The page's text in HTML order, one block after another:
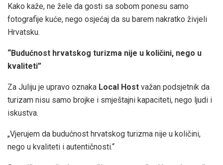
Kako kaže, ne žele da gosti sa sobom ponesu samo
fotografije kuće, nego osjećaj da su barem nakratko živjeli
Hrvatsku.
“Budućnost hrvatskog turizma nije u količini, nego u
kvaliteti”
Za Juliju je upravo oznaka Local Host važan podsjetnik da
turizam nisu samo brojke i smještajni kapaciteti, nego ljudi i
iskustva.
„Vjerujem da budućnost hrvatskog turizma nije u količini,
nego u kvaliteti i autentičnosti.“